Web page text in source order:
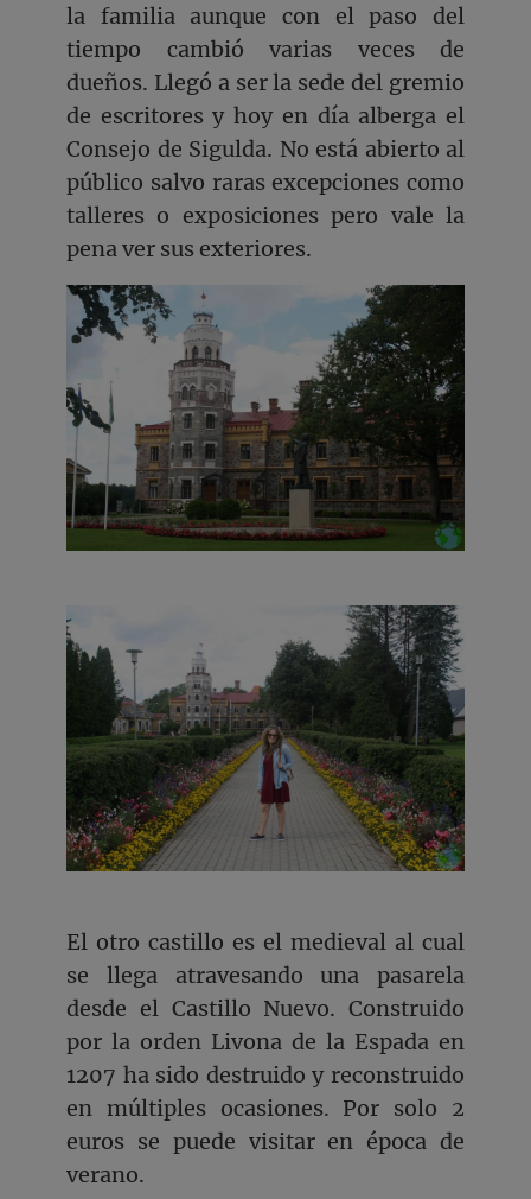
la familia aunque con el paso del
tiempo cambió varias veces de
dueños. Llegó a ser la sede del gremio
de escritores y hoy en día alberga el
Consejo de Sigulda. No está abierto al
público salvo raras excepciones como
talleres o exposiciones pero vale la
pena ver sus exteriores.
El otro castillo es el medieval al cual
se llega atravesando una pasarela
desde el Castillo Nuevo. Construido
por la orden Livona de la Espada en
1207 ha sido destruido y reconstruido
en múltiples ocasiones. Por solo 2
euros se puede visitar en época de
verano.